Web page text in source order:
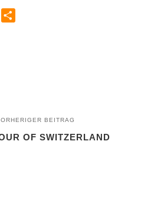
WhatsApp
BEITRAG
OF SWITZERLAND